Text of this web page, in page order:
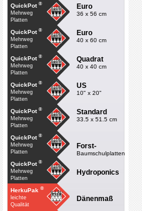
QuickPot ®
Mehrweg
Platten
Euro
36 x 56 cm
QuickPot ®
Mehrweg
Platten
Euro
40 x 60 cm
QuickPot ®
Mehrweg
Platten
Quadrat
40 x 40 cm
QuickPot ®
Mehrweg
Platten
US
10" x 20"
QuickPot ®
Mehrweg
Platten
Standard
33.5 x 51.5 cm
QuickPot ®
Mehrweg
Platten
Forst-
Baumschulplatten
QuickPot ®
Mehrweg
Platten
Hydroponics
HerkuPak ®
leichte
Qualität
Dänenmaß